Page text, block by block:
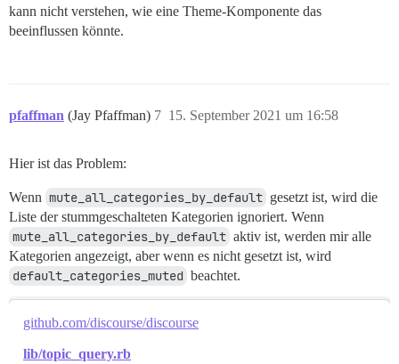
kann nicht verstehen, wie eine Theme-Komponente das
beeinflussen könnte.
pfaffman (Jay Pfaffman) 15. September 2021 um 16:58
7
Hier ist das Problem:
Wenn mute_all_categories_by_default gesetzt ist, wird die
Liste der stummgeschalteten Kategorien ignoriert. Wenn
mute_all_categories_by_default aktiv ist, werden mir alle
Kategorien angezeigt, aber wenn es nicht gesetzt ist, wird
default_categories_muted beachtet.
github.com/discourse/discourse
lib/topic_query.rb